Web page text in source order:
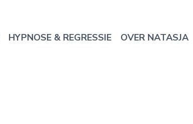
HYPNOSE & REGRESSIE OVER NATASJA